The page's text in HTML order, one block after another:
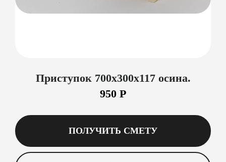
Приступок 700х300х117 осина.
950 Р
ПОЛУЧИТЬ СМЕТУ